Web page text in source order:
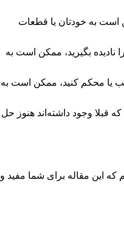
است به خودتان یا قطعات
نادیده بگیرید، ممکن است به
یا محکم کنید، ممکن است به
قبلا وجود داشته‌اند هنوز حل
که این مقاله برای شما مفید و